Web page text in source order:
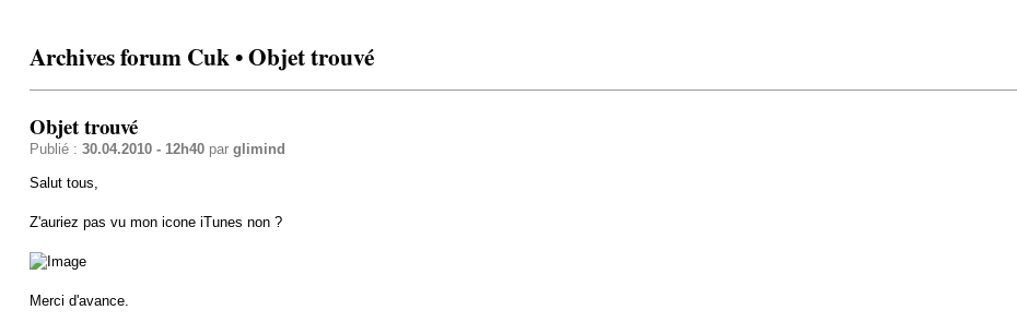
Archives forum Cuk • Objet trouvé
Objet trouvé
Publié : 30.04.2010 - 12h40par glimind
Salut tous,
Z'auriez pas vu mon icone iTunes non ?
Merci d'avance.